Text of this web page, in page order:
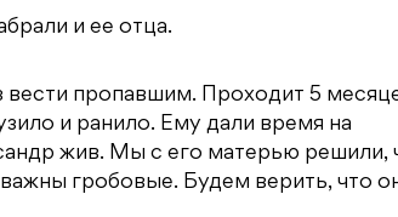
и ее отца.
вести пропавшим. Проходит 5
и ранило. Ему дали время на
жив. Мы с его матерью решили,
гробовые. Будем верить, что